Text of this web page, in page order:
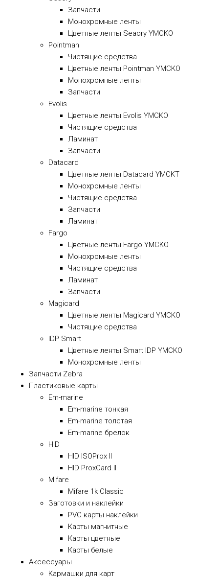
Запчасти
Монохромные ленты
Цветные ленты Seaory YMCKO
Pointman
Чистящие средства
Цветные ленты Pointman YMCKO
Монохромные ленты
Запчасти
Evolis
Цветные ленты Evolis YMCKO
Чистящие средства
Ламинат
Запчасти
Datacard
Цветные ленты Datacard YMCKT
Монохромные ленты
Чистящие средства
Запчасти
Ламинат
Fargo
Цветные ленты Fargo YMCKO
Монохромные ленты
Чистящие средства
Ламинат
Запчасти
Magicard
Цветные ленты Magicard YMCKO
Чистящие средства
IDP Smart
Цветные ленты Smart IDP YMCKO
Монохромные ленты
Запчасти Zebra
Пластиковые карты
Em-marine
Em-marine тонкая
Em-marine толстая
Em-marine брелок
HID
HID ISOProx II
HID ProxCard II
Mifare
Mifare 1k Classic
Заготовки и наклейки
PVC карты наклейки
Карты магнитные
Карты цветные
Карты белые
Аксессуары
Кармашки для карт